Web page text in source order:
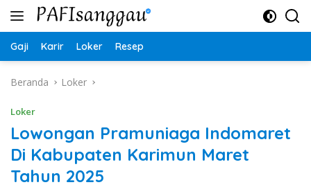
Langsung
Gaji Karir Loker Resep
Beranda Loker
Loker
Lowongan Pramuniaga Indomaret
Di Kabupaten Karimun Maret
Tahun 2025